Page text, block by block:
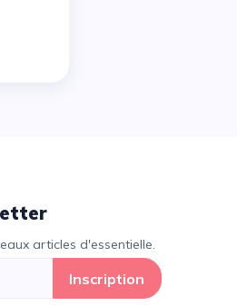
articles d'essentielle.
Inscription